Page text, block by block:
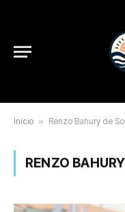
Início » Renzo Bahury de
RENZO